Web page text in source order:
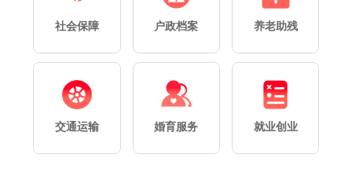
社会保障 户政档案 养老助残
交通运输 婚育服务 就业创业